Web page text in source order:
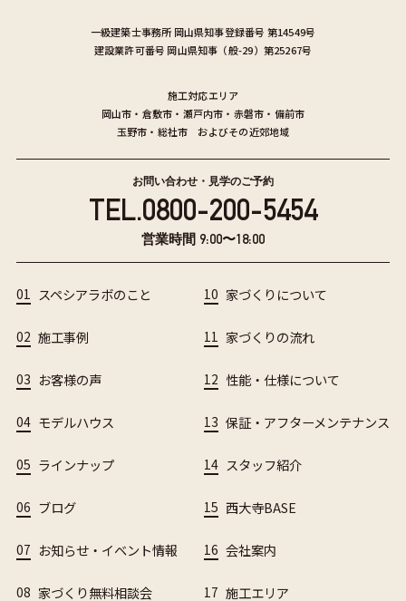
一級建築士事務所 岡山県知事登録番号 第14549号
建設業許可番号 岡山県知事（般-29）第25267号
施工対応エリア
岡山市 ・ 倉敷市 ・ 瀬戸内市 ・ 赤磐市 ・ 備前市
玉野市 ・ 総社市 およびその近郊地域
お問い合わせ・見学のご予約
TEL.0800-200-5454
営業時間 9:00〜18:00
01 スペシアラボのこと
02 施工事例
03 お客様の声
04 モデルハウス
05 ラインナップ
06 ブログ
07 お知らせ・イベント情報
08 家づくり無料相談会
10 家づくりについて
11 家づくりの流れ
12 性能・仕様について
13 保証・アフターメンテナンス
14 スタッフ紹介
15 西大寺BASE
16 会社案内
17 施工エリア